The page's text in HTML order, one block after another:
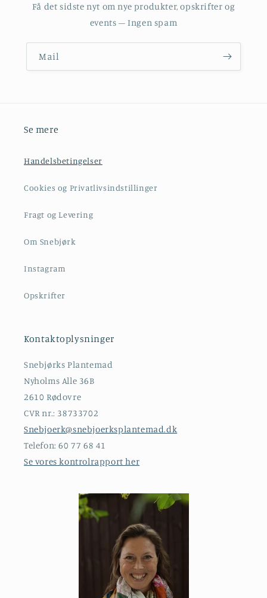
Få det sidste nyt om nye produkter, opskrifter og
events – Ingen spam
Mail
Se mere
Handelsbetingelser
Cookies og Privatlivsindstillinger
Fragt og Levering
Om Snebjørk
Instagram
Opskrifter
Kontaktoplysninger
Snebjørks Plantemad
Nyholms Alle 36B
2610 Rødovre
CVR nr.: 38733702
Snebjoerk@snebjoerksplantemad.dk
Telefon: 60 77 68 41
Se vores kontrolrapport her